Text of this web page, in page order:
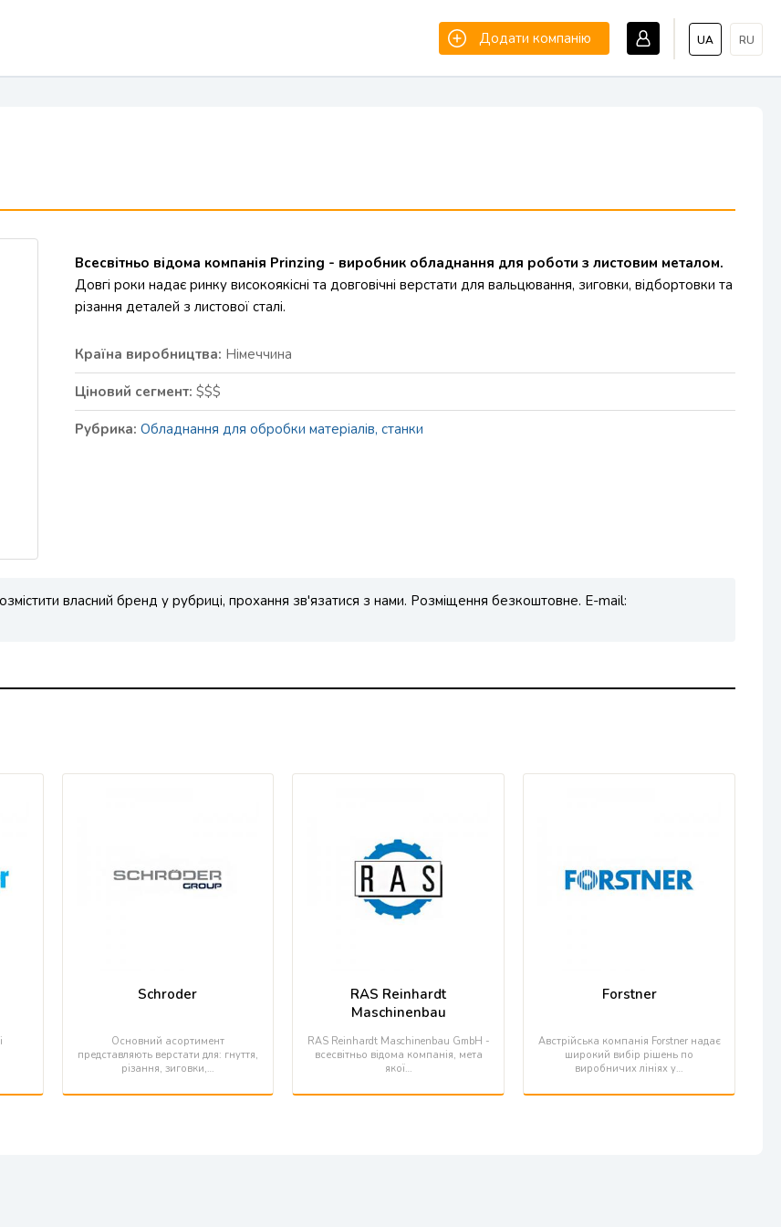
UA RU
Додати компанію
Всесвітньо відома компанія Prinzing - виробник обладнання для роботи з листовим металом.
Довгі роки надає ринку високоякісні та довговічні верстати для вальцювання, зиговки, відбортовки та
різання деталей з листової сталі.
Країна виробництва: Німеччина
Ціновий сегмент: $$$
Рубрика: Обладнання для обробки матеріалів, станки
власний бренд у рубриці, прохання зв'язатися з нами. Розміщення безкоштовне. E-mail:
Schroder
Основний асортимент
представляють верстати для: гнуття,
різання, зиговки,…
RAS Reinhardt
Maschinenbau
RAS Reinhardt Maschinenbau GmbH -
всесвітньо відома компанія, мета
якої…
Forstner
Австрійська компанія Forstner надає
широкий вибір рішень по
виробничих лініях у…